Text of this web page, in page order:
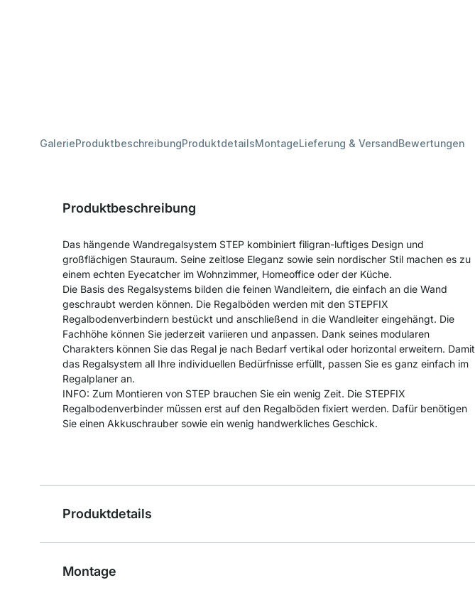
GalerieProduktbeschreibungProduktdetailsMontageLieferung & VersandBewertungen
Produktbeschreibung
Das hängende Wandregalsystem STEP kombiniert filigran-luftiges Design und
großflächigen Stauraum. Seine zeitlose Eleganz sowie sein nordischer Stil machen es zu
einem echten Eyecatcher im Wohnzimmer, Homeoffice oder der Küche.
Die Basis des Regalsystems bilden die feinen Wandleitern, die einfach an die Wand
geschraubt werden können. Die Regalböden werden mit den STEPFIX
Regalbodenverbindern bestückt und anschließend in die Wandleiter eingehängt. Die
Fachhöhe können Sie jederzeit variieren und anpassen. Dank seines modularen
Charakters können Sie das Regal je nach Bedarf vertikal oder horizontal erweitern. Damit
das Regalsystem all Ihre individuellen Bedürfnisse erfüllt, passen Sie es ganz einfach im
Regalplaner an.
INFO: Zum Montieren von STEP brauchen Sie ein wenig Zeit. Die STEPFIX
Regalbodenverbinder müssen erst auf den Regalböden fixiert werden. Dafür benötigen
Sie einen Akkuschrauber sowie ein wenig handwerkliches Geschick.
Produktdetails
Montage